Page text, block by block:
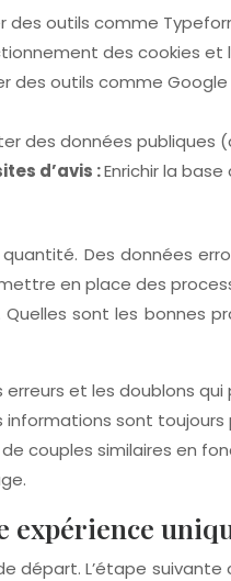
des outils comme
des cookies et
des outils comme
des données publiques
d’avis :Enrichir la
Des données
en place des
sont les
erreurs et les doublons qui
informations sont
couples similaires en
expérience
départ. L’étape